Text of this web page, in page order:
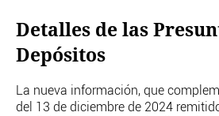
Detalles de las
Depósitos
La nueva información, que
del 13 de diciembre de 2024